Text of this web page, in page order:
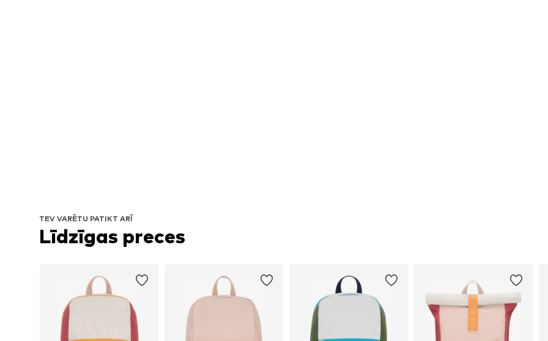
TEV VARĒTU PATIKT ARĪ
Līdzīgas preces